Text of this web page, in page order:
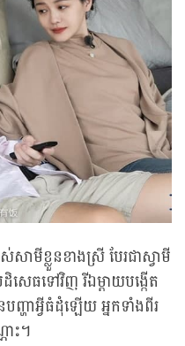
ាមីខ្លួនខាងស្រី បែរជាស្វាមី
េធទៅវិញ រីឯម្តាយបង្កើត
ញ្ហាអ្វីធំដុំឡើយ អ្នកទាំងពីរ
ោះ។